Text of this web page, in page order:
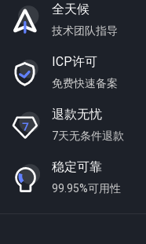
全天候
技术团队指导
ICP许可
免费快速备案
退款无忧
7天无条件退款
稳定可靠
99.95%可用性